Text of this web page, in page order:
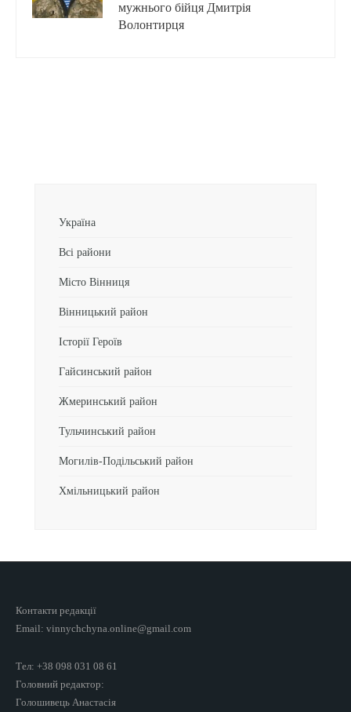
мужнього бійця Дмитрія
Волонтирця
Україна
Всі райони
Місто Вінниця
Вінницький район
Історії Героїв
Гайсинський район
Жмеринський район
Тульчинський район
Могилів-Подільський район
Хмільницький район
Контакти редакції
Email: vinnychchyna.online@gmail.com
Тел: +38 098 031 08 61
Головний редактор:
Голошивець Анастасія